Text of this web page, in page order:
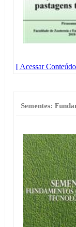
[ Acessar
Sementes: